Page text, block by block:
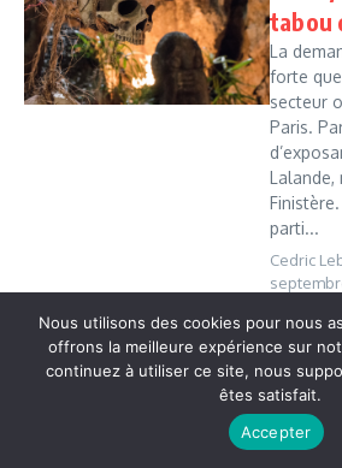
tabou
La
forte
secteur
Paris.
Lalande,
parti...
Cedric
Copyright © 2026 Vudailleurs.com |
d'actualités X
Nous utilisons des cookies pour nous
offrons la meilleure expérience sur
continuez à utiliser ce site, nous
êtes satisfait.
Accepter